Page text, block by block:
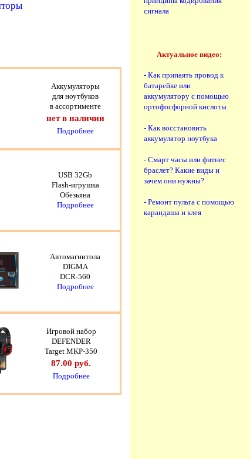
Аккумуляторы
для ноутбуков
в ассортименте
нет в наличии
Подробнее
USB 32Gb
Flash-игрушка
Обезьяна
Подробнее
Автомагнитола
DIGMA
DCR-560
Подробнее
Игровой набор
DEFENDER
Target MKP-350
87.00 руб.
Подробнее
сигнала
Актуальное видео:
- Как припаять провод к
батарейке или
аккумулятору с помощью
ортофосфорной кислоты
- Как восстановить
аккумулятор ноутбука
- Смарт часы или фитнес
браслет? Какие виды и
зачем они нужны?
- Ремонт пульта с помощью
карандаша и клея